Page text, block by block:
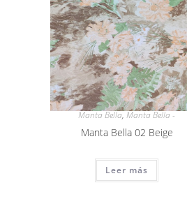
Manta Bella,Manta Bella -
Manta Bella 02 Beige
Leer más